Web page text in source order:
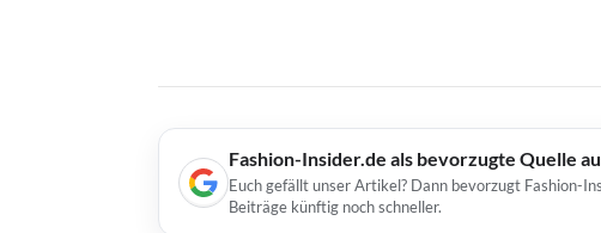
Fashion-Insider.de als bevorzugte Quelle
Euch gefällt unser Artikel? Dann bevorzugt Fashion-
Beiträge künftig noch schneller.